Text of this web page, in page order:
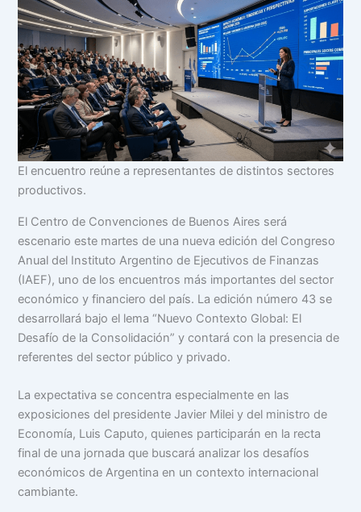
El encuentro reúne a representantes de distintos sectores
productivos.
El Centro de Convenciones de Buenos Aires será
escenario este martes de una nueva edición del Congreso
Anual del Instituto Argentino de Ejecutivos de Finanzas
(IAEF), uno de los encuentros más importantes del sector
económico y financiero del país. La edición número 43 se
desarrollará bajo el lema “Nuevo Contexto Global: El
Desafío de la Consolidación” y contará con la presencia de
referentes del sector público y privado.
La expectativa se concentra especialmente en las
exposiciones del presidente Javier Milei y del ministro de
Economía, Luis Caputo, quienes participarán en la recta
final de una jornada que buscará analizar los desafíos
económicos de Argentina en un contexto internacional
cambiante.